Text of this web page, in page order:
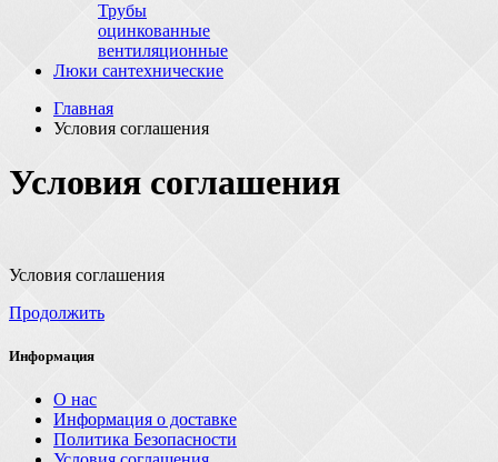
Трубы
оцинкованные
вентиляционные
Люки сантехнические
Главная
Условия соглашения
Условия соглашения
Условия соглашения
Продолжить
Информация
О нас
Информация о доставке
Политика Безопасности